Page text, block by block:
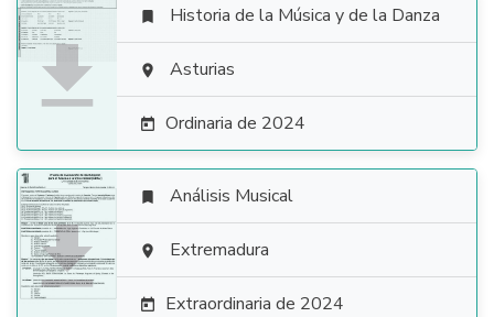

 Historia de la Música y de la Danza
 Asturias
 Ordinaria de 2024

 Análisis Musical
 Extremadura
 Extraordinaria de 2024